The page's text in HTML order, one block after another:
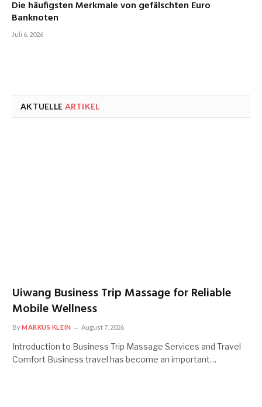
Die häufigsten Merkmale von gefälschten Euro
Banknoten
Juli 6, 2026
AKTUELLE ARTIKEL
Uiwang Business Trip Massage for Reliable
Mobile Wellness
ByMARKUS KLEIN August 7, 2026
Introduction to Business Trip Massage Services and Travel
Comfort Business travel has become an important…